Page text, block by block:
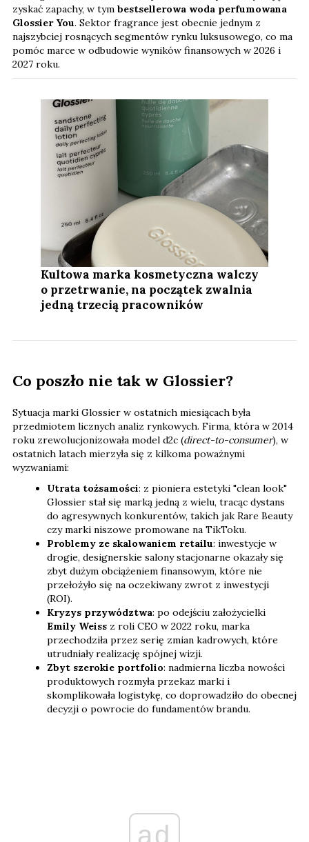
zyskać zapachy, w tym bestsellerowa woda perfumowana
Glossier You. Sektor fragrance jest obecnie jednym z
najszybciej rosnących segmentów rynku luksusowego, co ma
pomóc marce w odbudowie wyników finansowych w 2026 i
2027 roku.
Kultowa marka kosmetyczna walczy
o przetrwanie, na początek zwalnia
jedną trzecią pracowników
Co poszło nie tak w Glossier?
Sytuacja marki Glossier w ostatnich miesiącach była
przedmiotem licznych analiz rynkowych. Firma, która w 2014
roku zrewolucjonizowała model d2c (direct-to-consumer), w
ostatnich latach mierzyła się z kilkoma poważnymi
wyzwaniami:
Utrata tożsamości: z pioniera estetyki "clean look"
Glossier stał się marką jedną z wielu, tracąc dystans
do agresywnych konkurentów, takich jak Rare Beauty
czy marki niszowe promowane na TikToku.
Problemy ze skalowaniem retailu: inwestycje w
drogie, designerskie salony stacjonarne okazały się
zbyt dużym obciążeniem finansowym, które nie
przełożyło się na oczekiwany zwrot z inwestycji
(ROI).
Kryzys przywództwa: po odejściu założycielki
Emily Weiss z roli CEO w 2022 roku, marka
przechodziła przez serię zmian kadrowych, które
utrudniały realizację spójnej wizji.
Zbyt szerokie portfolio: nadmierna liczba nowości
produktowych rozmyła przekaz marki i
skomplikowała logistykę, co doprowadziło do obecnej
decyzji o powrocie do fundamentów brandu.
ad